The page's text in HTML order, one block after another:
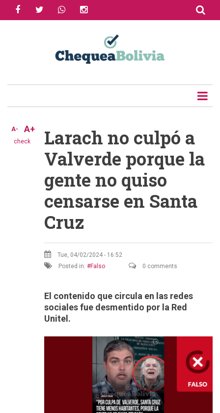
facebooktwitter whatsapp
check
A- A+
Larach no culpó a
Valverde porque la
gente no quiso
censarse en Santa
Cruz
Tue, 04/02/2024 - 16:52
Posted in:
Falso 0 comments
El contenido que circula en las redes
sociales fue desmentido por la Red
Unitel.